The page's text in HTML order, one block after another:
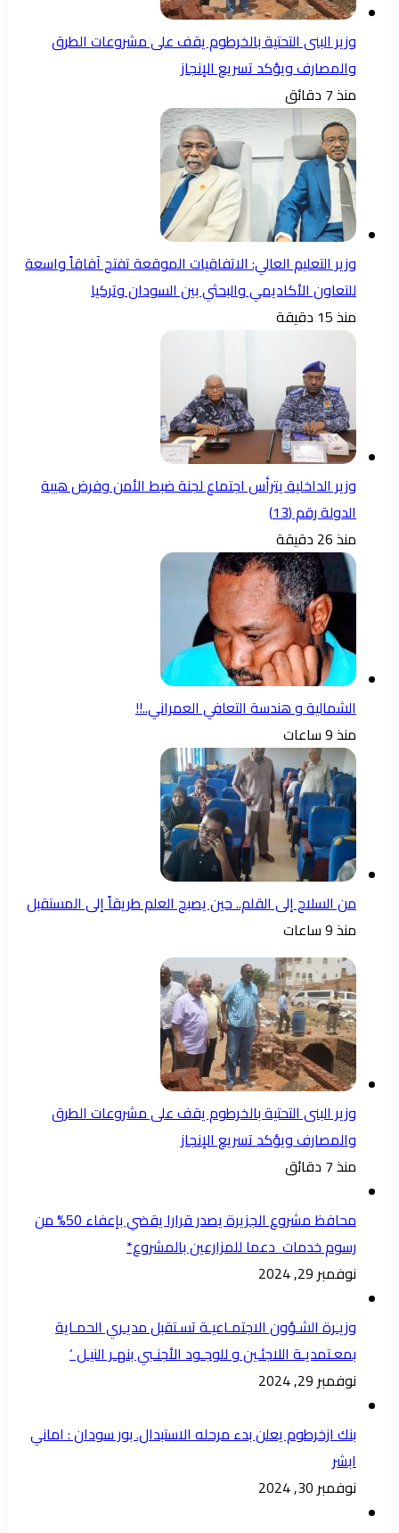
وزير البنى التحتية بالخرطوم يقف على مشروعات الطرق
والمصارف ويؤكد تسريع الإنجاز
منذ 7 دقائق
وزير التعليم العالي: الاتفاقيات الموقعة تفتح آفاقاً واسعة
للتعاون الأكاديمي والبحثي بين السودان وتركيا
منذ 15 دقيقة
وزير الداخلية يترأس اجتماع لجنة ضبط الأمن وفرض هيبة
الدولة رقم (13)
منذ 26 دقيقة
الشمالية و هندسة التعافي العمراني..!!
منذ 9 ساعات
من السلاح إلى القلم.. حين يصبح العلم طريقاً إلى المستقبل
منذ 9 ساعات
وزير البنى التحتية بالخرطوم يقف على مشروعات الطرق
والمصارف ويؤكد تسريع الإنجاز
منذ 7 دقائق
محافظ مشروع الجزيرة يصدر قرارا يقضي بإعفاء 50% من
رسوم خدمات دعما للمزارعين بالمشروع*
نوفمبر 29, 2024
وزيـرة الشـؤون الاجتمـاعيـة تسـتقبل مديـري الحمـاية
بمعـتمديـة اللاجئـين و للوجـود الأجنـبي بنهـر النيـل ‘
نوفمبر 29, 2024
بنك ازخرطوم يعلن بدء مرحله الاستبدال. بور سودان : اماني
ابشر
نوفمبر 30, 2024